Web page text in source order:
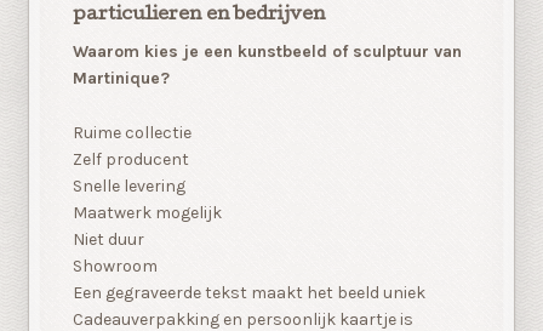
particulieren en bedrijven
Waarom kies je een kunstbeeld of sculptuur van
Martinique?
Ruime collectie
Zelf producent
Snelle levering
Maatwerk mogelijk
Niet duur
Showroom
Een gegraveerde tekst maakt het beeld uniek
Cadeauverpakking en persoonlijk kaartje is